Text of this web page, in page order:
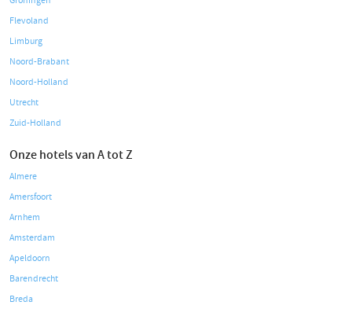
Flevoland
Limburg
Noord-Brabant
Noord-Holland
Utrecht
Zuid-Holland
Onze hotels van A tot Z
Almere
Amersfoort
Arnhem
Amsterdam
Apeldoorn
Barendrecht
Breda